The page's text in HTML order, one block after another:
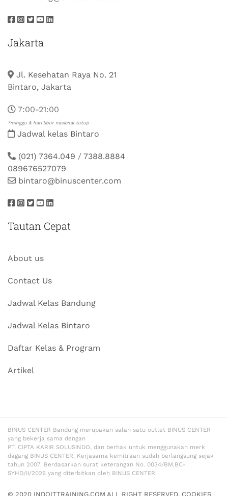
Jakarta
Jl. Kesehatan Raya No. 21
Bintaro, Jakarta
7:00-21:00
*minggu & hari libur nasional tutup
Jadwal kelas Bintaro
(021) 7364.049 / 7388.8884
089676527079
bintaro@binuscenter.com
Tautan Cepat
About us
Contact Us
Jadwal Kelas Bandung
Jadwal Kelas Bintaro
Daftar Kelas & Program
Artikel
BINUS CENTER Bandung merupakan salah satu outlet BINUS CENTER
yang bekerja sama dengan
PT. CIPTA KARIR SOLUSINDO, dan berhak untuk menggunakan merk
dagang BINUS CENTER. Kerjasama kemitraan sudah berlangsung sejak
tahun 2007. Berdasarkan surat keterangan No. 0034/BM.BC-
SYHD/II/2026 yang diterbitkan oleh BINUS CENTER.
© 2020 INDOITTRAINING.COM ALL RIGHT RESERVED. COOKIES |